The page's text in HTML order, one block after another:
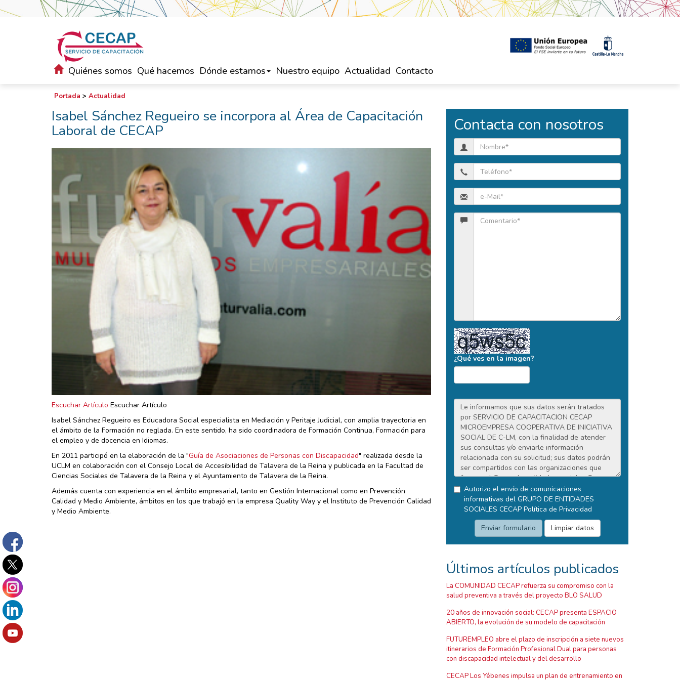
Quiénes somos Qué hacemos Dónde estamos Nuestro equipo Actualidad Contacto
Portada > Actualidad
Isabel Sánchez Regueiro se incorpora al Área de Capacitación
Laboral de CECAP
Escuchar Artículo Escuchar Artículo
Isabel Sánchez Regueiro es Educadora Social especialista en Mediación y Peritaje Judicial, con amplia trayectoria en
el ámbito de la Formación no reglada. En este sentido, ha sido coordinadora de Formación Continua, Formación para
el empleo y de docencia en Idiomas.
En 2011 participó en la elaboración de la "Guía de Asociaciones de Personas con Discapacidad" realizada desde la
UCLM en colaboración con el Consejo Local de Accesibilidad de Talavera de la Reina y publicada en la Facultad de
Ciencias Sociales de Talavera de la Reina y el Ayuntamiento de Talavera de la Reina.
Además cuenta con experiencia en el ámbito empresarial, tanto en Gestión Internacional como en Prevención
Calidad y Medio Ambiente, ámbitos en los que trabajó en la empresa Quality Way y el Instituto de Prevención Calidad
y Medio Ambiente.
Contacta con nosotros
¿Qué ves en la imagen?
Autorizo el envío de comunicaciones
informativas del GRUPO DE ENTIDADES
SOCIALES CECAP Política de Privacidad
Últimos artículos publicados
La COMUNIDAD CECAP refuerza su compromiso con la
salud preventiva a través del proyecto BLO SALUD
20 años de innovación social: CECAP presenta ESPACIO
ABIERTO, la evolución de su modelo de capacitación
FUTUREMPLEO abre el plazo de inscripción a siete nuevos
itinerarios de Formación Profesional Dual para personas
con discapacidad intelectual y del desarrollo
CECAP Los Yébenes impulsa un plan de entrenamiento en